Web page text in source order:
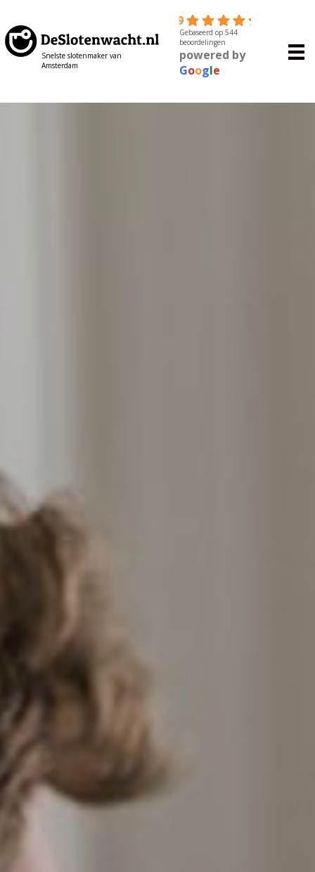
Snelste slotenmaker van
Amsterdam
4.9
Gebaseerd op 544
beoordelingen
powered by
Google